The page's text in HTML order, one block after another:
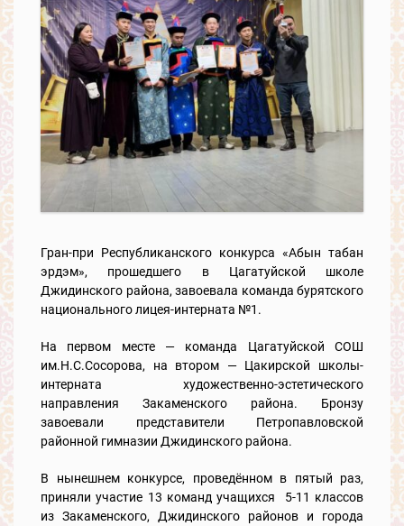
Гран-при Республиканского конкурса «Абын табан
эрдэм», прошедшего в Цагатуйской школе
Джидинского района, завоевала команда бурятского
национального лицея-интерната №1.
На первом месте — команда Цагатуйской СОШ
им.Н.С.Сосорова, на втором — Цакирской школы-
интерната художественно-эстетического
направления Закаменского района. Бронзу
завоевали представители Петропавловской
районной гимназии Джидинского района.
В нынешнем конкурсе, проведённом в пятый раз,
приняли участие 13 команд учащихся 5-11 классов
из Закаменского, Джидинского районов и города